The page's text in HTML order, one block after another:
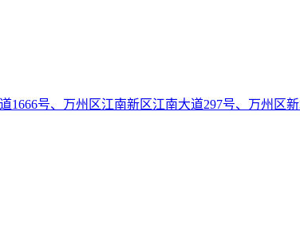
1666号、万州区江南新区江南大道297号、万州区